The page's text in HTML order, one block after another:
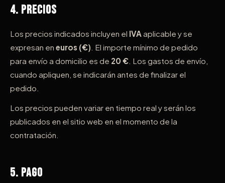
4. Precios
Los precios indicados incluyen el IVAaplicable y se
expresan en euros (€) . El importe mínimo de pedido
para envío a domicilio es de 20 € . Los gastos de envío,
cuando apliquen, se indicarán antes de finalizar el
pedido.
Los precios pueden variar en tiempo real y serán los
publicados en el sitio web en el momento de la
contratación.
5. Pago